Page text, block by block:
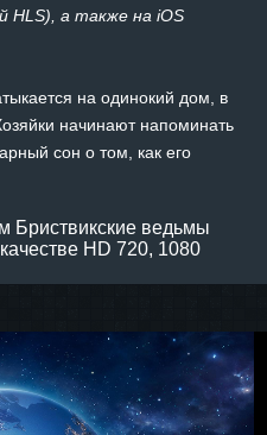
HLS), а также на iOS
на одинокий дом, в
начинают напоминать
сон о том, как его
Бриствикские ведьмы
HD 720, 1080